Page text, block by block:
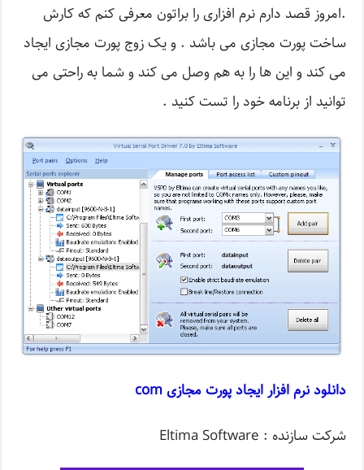
.امروز قصد دارم نرم افزاری را براتون معرفی کنم که کارش
ساخت پورت مجازی می باشد . و یک زوج پورت مجازی ایجاد
می کند و این ها را به هم وصل می کند و شما به راحتی می
توانید از برنامه خود را تست کنید .
دانلود نرم افزار ایجاد پورت مجازی com
شرکت سازنده : Eltima Software